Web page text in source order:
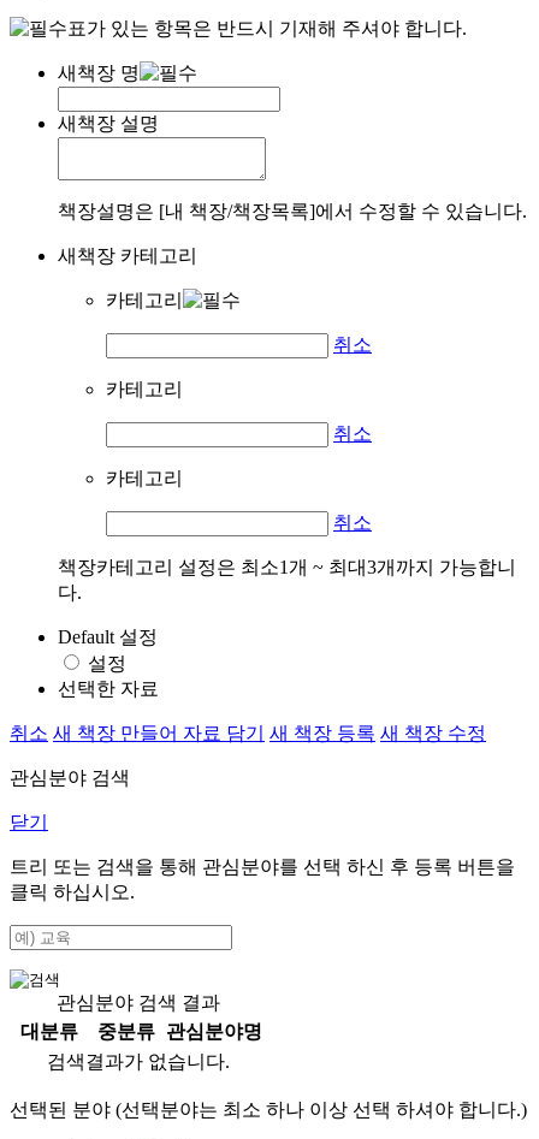
표가 있는 항목은 반드시 기재해 주셔야 합니다.
새책장 명
새책장 설명
책장설명은 [내 책장/책장목록]에서 수정할 수 있습니다.
새책장 카테고리
카테고리
취소
카테고리
취소
카테고리
취소
책장카테고리 설정은 최소1개 ~ 최대3개까지 가능합니
다.
Default 설정
설정
선택한 자료
취소 새 책장 만들어 자료 담기 새 책장 등록 새 책장 수정
관심분야 검색
닫기
트리 또는 검색을 통해 관심분야를 선택 하신 후 등록 버튼을
클릭 하십시오.
관심분야 검색 결과
대분류
중분류
관심분야명
검색결과가 없습니다.
선택된 분야 (선택분야는 최소 하나 이상 선택 하셔야 합니다.)